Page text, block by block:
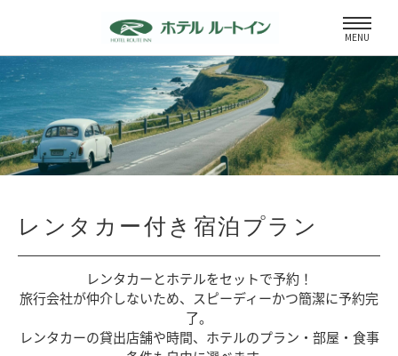
MENU
レンタカー付き宿泊プラン
レンタカーとホテルをセットで予約！
旅行会社が仲介しないため、
スピーディーかつ簡潔に予約完
了。
レンタカーの貸出店舗や時間、 ホテルのプラン・部屋・食事